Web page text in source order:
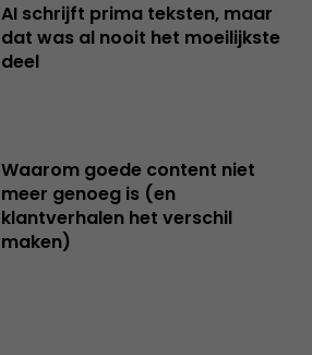
AI schrijft prima teksten, maar
dat was al nooit het moeilijkste
deel
Waarom goede content niet
meer genoeg is (en
klantverhalen het verschil
maken)